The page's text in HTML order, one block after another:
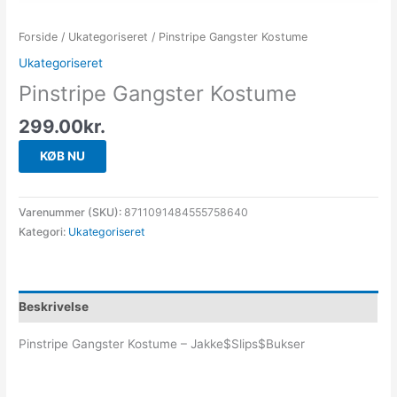
Forside / Ukategoriseret / Pinstripe Gangster Kostume
Ukategoriseret
Pinstripe Gangster Kostume
299.00kr.
KØB NU
Varenummer (SKU):8711091484555758640
Kategori: Ukategoriseret
Beskrivelse
Pinstripe Gangster Kostume – Jakke$Slips$Bukser